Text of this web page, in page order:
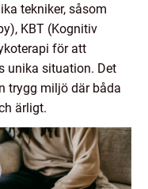
tekniker, såsom
KBT (Kognitiv
för att
unika situation. Det
trygg miljö där båda
ärligt.